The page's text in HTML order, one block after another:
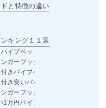
と特徴の違い
キング１１選
イプベッド｜ダンテ
ガーフック一体型パイプベッド
きパイプベッド
き安いパイプベッド｜ヴァジーナ
ガーフック＆収納ラック一体型
万円パイプ折りたたみベッド